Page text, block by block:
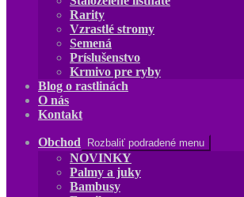
Rarity
Vzrastlé stromy
Semená
Príslušenstvo
Krmivo pre ryby
Blog o rastlinách
O nás
Kontakt
Obchod Rozbaliť podradené menu
NOVINKY
Palmy a juky
Bambusy